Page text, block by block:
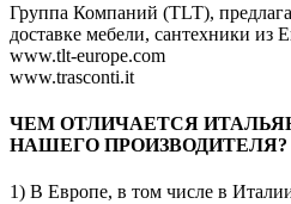
Группа Компаний (TLT),
доставке мебели, сантехники из
www.tlt-europe.com
www.trasconti.it
ЧЕМ ОТЛИЧАЕТСЯ
НАШЕГО ПРОИЗВОДИТЕЛЯ?
1) В Европе, в том числе в